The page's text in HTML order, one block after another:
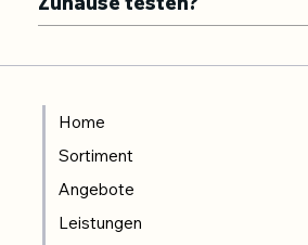
Home
Sortiment
Angebote
Leistungen